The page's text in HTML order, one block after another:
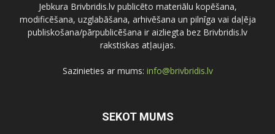
Jebkura Brivbridis.lv publicēto materiālu kopēšana,
modificēšana, uzglabāšana, arhivēšana un pilnīga vai daļēja
publiskošana/pārpublicēšana ir aizliegta bez Brivbridis.lv
rakstiskas atļaujas.
Sazinieties ar mums: info@brivbridis.lv
SEKOT MUMS